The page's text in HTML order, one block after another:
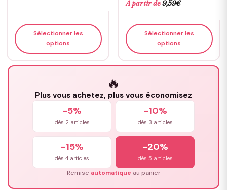
Sélectionner les
options
À partir de9,59€
Sélectionner les
options
🔥
Plus vous achetez, plus vous économisez
-5%
dès 2 articles
-10%
dès 3 articles
-15%
dès 4 articles
-20%
dès 5 articles
Remise automatique au panier